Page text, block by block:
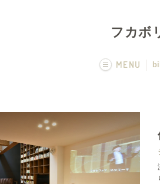
フカボ
MENU